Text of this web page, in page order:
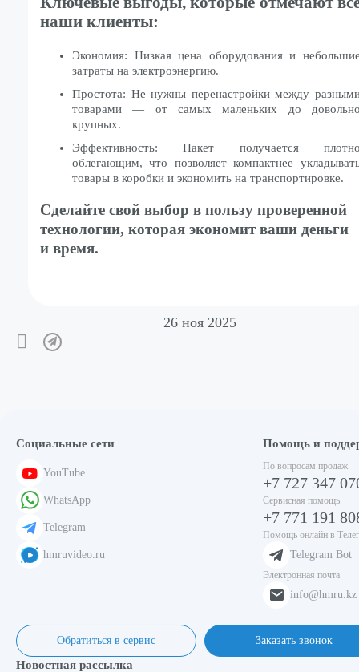
наши клиенты:
Экономия: Низкая цена оборудования и
затраты на электроэнергию.
Простота: Не нужны перенастройки между
товарами — от самых маленьких до
крупных.
Эффективность: Пакет получается
облегающим, что позволяет компактнее
товары в коробки и экономить на транспортировке.
Сделайте свой выбор в пользу проверенной
технологии, которая экономит ваши деньги
и время.
26 ноя 2025
Социальные сети
YouTube
WhatsApp
Telegram
hmruvideo.ru
Помощь и
По вопросам продаж
+7 727 347
Сервисная помощь
+7 771 191
Помощь онлайн в
Telegram Bot
Электронная почта
info@hmru.kz
Обратиться в сервис Заказать звонок
Новостная рассылка